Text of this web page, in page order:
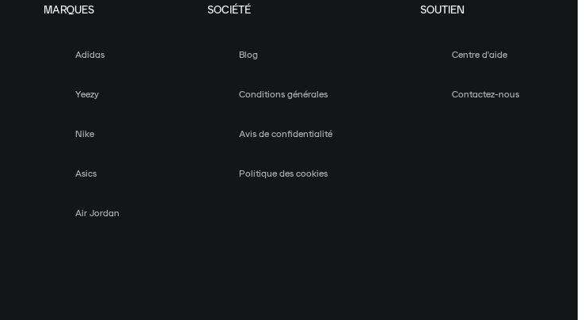
MARQUES
Adidas
Yeezy
Nike
Asics
Air Jordan
SOCIÉTÉ
Blog
Conditions générales
Avis de confidentialité
Politique des cookies
SOUTIEN
Centre d'aide
Contactez-nous